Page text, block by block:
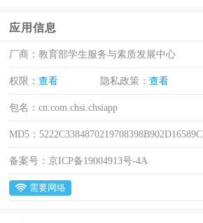
应用信息
厂商：教育部学生服务与素质发展中心
权限：查看 隐私政策：查看
包名：cn.com.chsi.chsiapp
MD5： 5222C3384870219708398B902D16589C
备案号： 京ICP备19004913号-4A
需要网络